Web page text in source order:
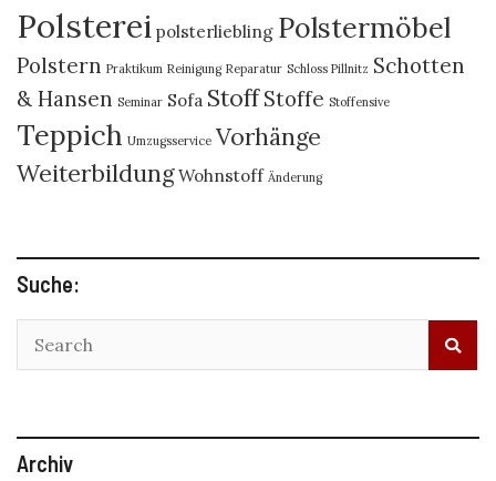
Polsterei polsterliebling Polstermöbel
Polstern Praktikum Reinigung Reparatur Schloss Pillnitz Schotten
& Hansen Seminar Sofa Stoff Stoffe Stoffensive
Teppich Umzugsservice Vorhänge
Weiterbildung Wohnstoff Änderung
Suche:
Archiv